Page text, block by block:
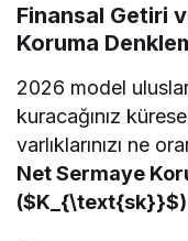
Finansal Getiri
Koruma
2026 model
kuracağınız
varlıklarınızı ne
Net Sermaye
($K_{\text{sk}}$)